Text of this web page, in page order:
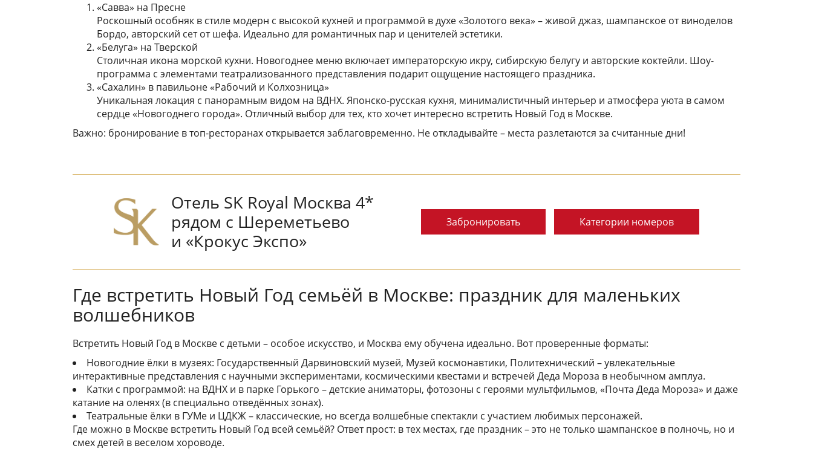
«Савва» на Пресне
Роскошный особняк в стиле модерн с высокой кухней и программой в духе «Золотого века» – живой джаз, шампанское от виноделов
Бордо, авторский сет от шефа. Идеально для романтичных пар и ценителей эстетики.
«Белуга» на Тверской
Столичная икона морской кухни. Новогоднее меню включает императорскую икру, сибирскую белугу и авторские коктейли. Шоу-
программа с элементами театрализованного представления подарит ощущение настоящего праздника.
«Сахалин» в павильоне «Рабочий и Колхозница»
Уникальная локация с панорамным видом на ВДНХ. Японско-русская кухня, минималистичный интерьер и атмосфера уюта в самом
сердце «Новогоднего города». Отличный выбор для тех, кто хочет интересно встретить Новый Год в Москве.
Важно: бронирование в топ-ресторанах открывается заблаговременно. Не откладывайте – места разлетаются за считанные дни!
Отель SK Royal Москва 4*
рядом с Шереметьево
и «Крокус Экспо»
Забронировать Категории номеров
Где встретить Новый Год семьёй в Москве: праздник для маленьких
волшебников
Встретить Новый Год в Москве с детьми – особое искусство, и Москва ему обучена идеально. Вот проверенные форматы:
Новогодние ёлки в музеях: Государственный Дарвиновский музей, Музей космонавтики, Политехнический – увлекательные
интерактивные представления с научными экспериментами, космическими квестами и встречей Деда Мороза в необычном амплуа.
Катки с программой: на ВДНХ и в парке Горького – детские аниматоры, фотозоны с героями мультфильмов, «Почта Деда Мороза» и даже
катание на оленях (в специально отведённых зонах).
Театральные ёлки в ГУМе и ЦДКЖ – классические, но всегда волшебные спектакли с участием любимых персонажей.
Где можно в Москве встретить Новый Год всей семьёй? Ответ прост: в тех местах, где праздник – это не только шампанское в полночь, но и
смех детей в веселом хороводе.